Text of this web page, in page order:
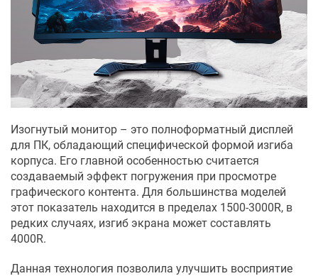
Изогнутый монитор – это полноформатный дисплей
для ПК, обладающий специфической формой изгиба
корпуса. Его главной особенностью считается
создаваемый эффект погружения при просмотре
графического контента. Для большинства моделей
этот показатель находится в пределах 1500-3000R, в
редких случаях, изгиб экрана может составлять
4000R.
Данная технология позволила улучшить восприятие